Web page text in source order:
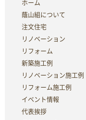
ホーム
蔭山組について
注文住宅
リノベーション
リフォーム
新築施工例
リノベーション施工例
リフォーム施工例
イベント情報
代表挨拶